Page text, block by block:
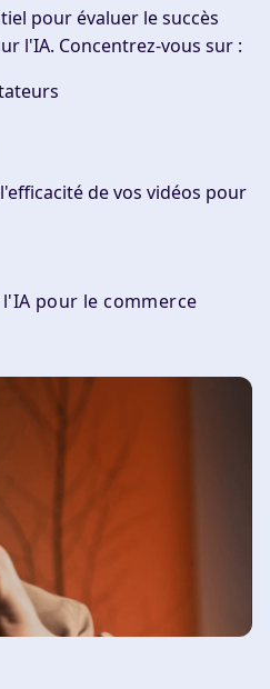
pour évaluer le succès
l'IA. Concentrez-vous sur :
de vos vidéos pour
pour le commerce